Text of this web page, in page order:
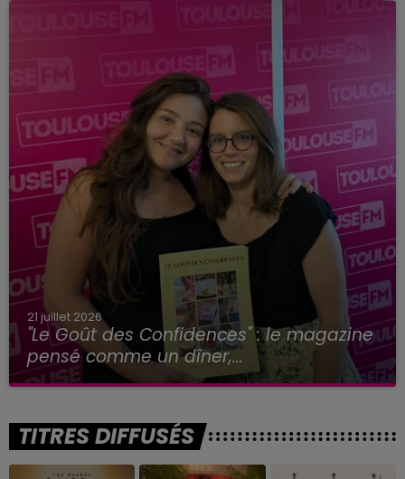
21 juillet 2026
"Le Goût des Confidences" : le magazine
pensé comme un dîner,...
TITRES DIFFUSÉS